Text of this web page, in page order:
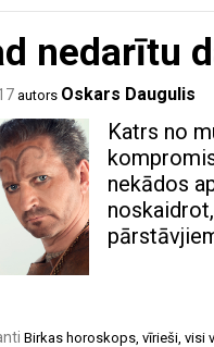
nedarītu
autors Oskars Daugulis
Katrs no
nekādos
Birkas horoskops vīrieši visi